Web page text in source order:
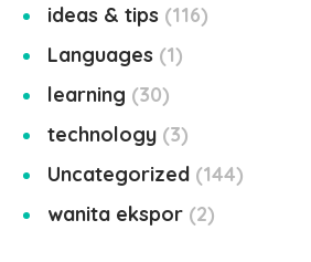
ideas & tips
116
Languages
1
learning
30
technology 3
Uncategorized 144
wanita ekspor 2